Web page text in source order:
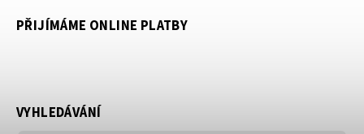
PŘIJÍMÁME ONLINE PLATBY
VYHLEDÁVÁNÍ